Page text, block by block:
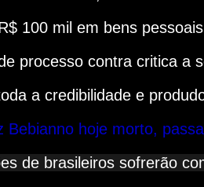
100 mil em bens
processo contra critica a
a credibilidade e
Bebianno hoje morto,
de brasileiros sofrerão